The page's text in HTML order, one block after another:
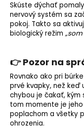
Skúste dýchať
nervový systém sa
pokoj. Takto sa
biologický režim
👉 Pozor na
Rovnako ako pri
prvé kvapky, než keď
chybou je čakať, kým
tom momente je
poplachom a všetky
ohrozenia.